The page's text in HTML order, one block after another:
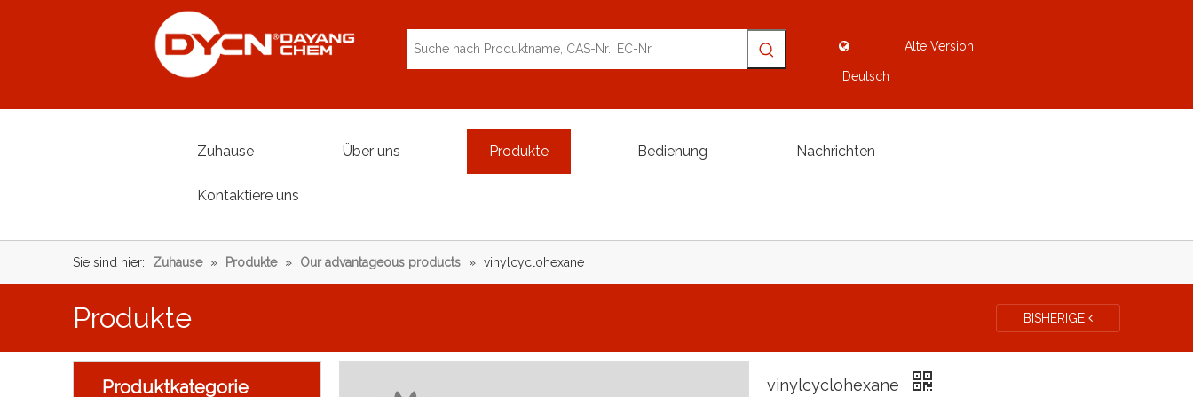
Deutsch
Alte Version
Zuhause Über uns Produkte Bedienung Nachrichten
Kontaktiere uns
Sie sind hier: Zuhause » Produkte » Our advantageous products » vinylcyclohexane
Produkte BISHERIGE
Produktkategorie vinylcyclohexane